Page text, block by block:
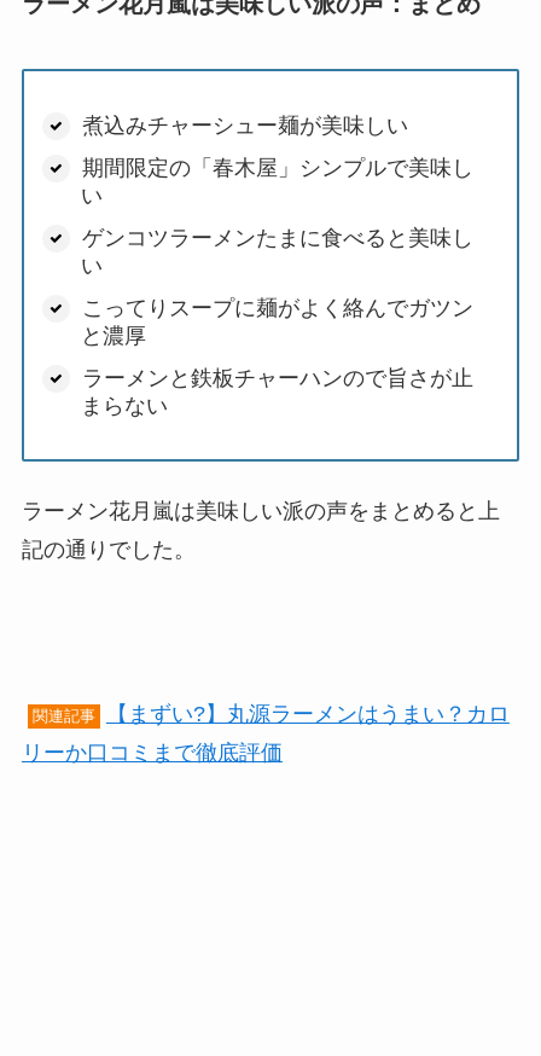
煮込みチャーシュー麺が美味しい
期間限定の「春木屋」シンプルで美味し
い
ゲンコツラーメンたまに食べると美味し
い
こってりスープに麺がよく絡んでガツン
と濃厚
ラーメンと鉄板チャーハンので旨さが止
まらない
ラーメン花月嵐は美味しい派の声をまとめると上
記の通りでした。
関連記事
【まずい?】丸源ラーメンはうまい？カロ
リーか口コミまで徹底評価